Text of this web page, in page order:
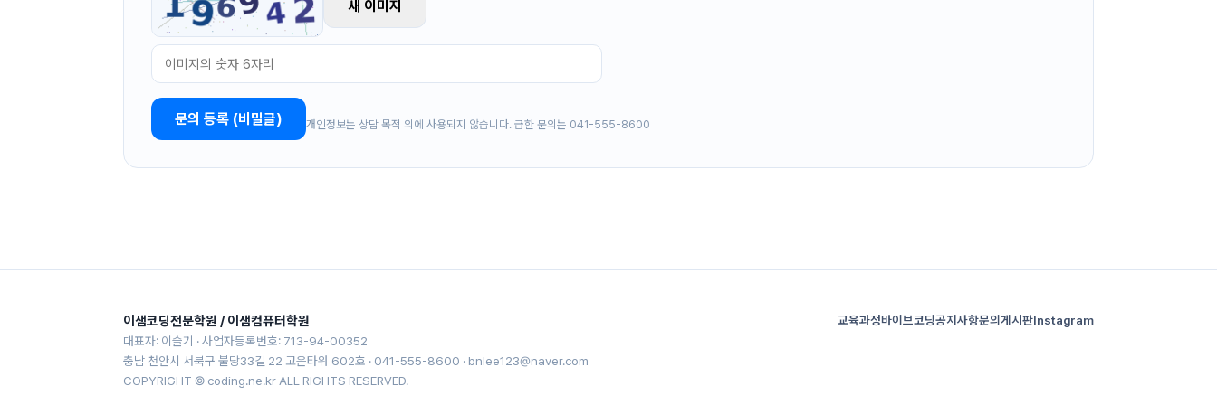
새 이미지
문의 등록 (비밀글) 개인정보는 상담 목적 외에 사용되지 않습니다. 급한 문의는 041-555-8600
이샘코딩전문학원 / 이샘컴퓨터학원
대표자: 이슬기 · 사업자등록번호: 713-94-00352
충남 천안시 서북구 불당33길 22 고은타워 602호 · 041-555-8600 · bnlee123@naver.com
COPYRIGHT © coding.ne.kr ALL RIGHTS RESERVED.
교육과정바이브코딩공지사항문의게시판Instagram